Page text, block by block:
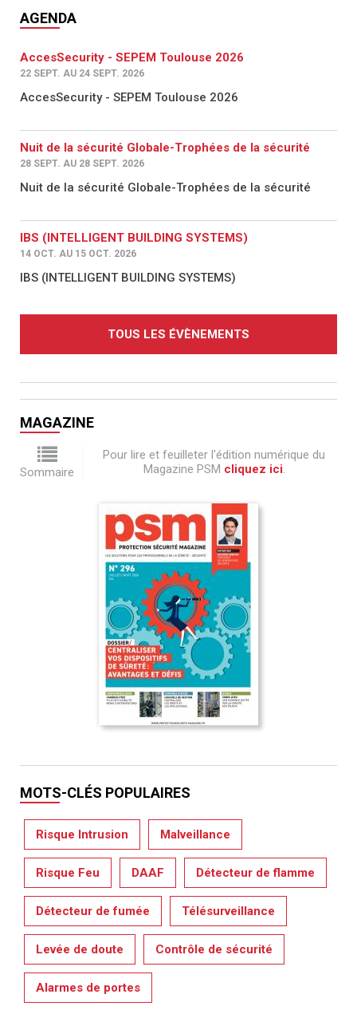
AGENDA
AccesSecurity - SEPEM Toulouse 2026
22 SEPT. AU 24 SEPT. 2026
AccesSecurity - SEPEM Toulouse 2026
Nuit de la sécurité Globale-Trophées de la sécurité
28 SEPT. AU 28 SEPT. 2026
Nuit de la sécurité Globale-Trophées de la sécurité
IBS (INTELLIGENT BUILDING SYSTEMS)
14 OCT. AU 15 OCT. 2026
IBS (INTELLIGENT BUILDING SYSTEMS)
TOUS LES ÉVÈNEMENTS
MAGAZINE
Sommaire
Pour lire et feuilleter l'édition numérique du
Magazine PSM cliquez ici.
MOTS-CLÉS POPULAIRES
Risque Intrusion Malveillance
Risque Feu DAAF Détecteur de flamme
Détecteur de fumée Télésurveillance
Levée de doute Contrôle de sécurité
Alarmes de portes